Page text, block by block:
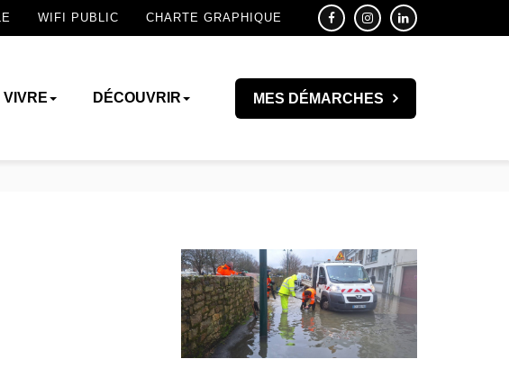
WIFI PUBLIC CHARTE GRAPHIQUE
VIVRE DÉCOUVRIR MES DÉMARCHES